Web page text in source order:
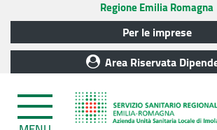
Regione Emilia Romagna
Per le imprese
Area Riservata